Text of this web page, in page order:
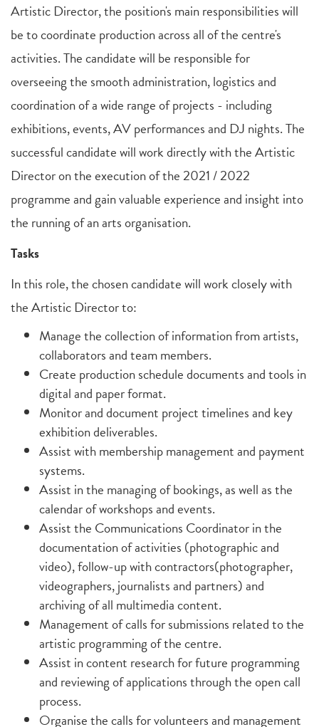
Artistic Director, the position's main responsibilities will
be to coordinate production across all of the centre's
activities. The candidate will be responsible for
overseeing the smooth administration, logistics and
coordination of a wide range of projects - including
exhibitions, events, AV performances and DJ nights. The
successful candidate will work directly with the Artistic
Director on the execution of the 2021 / 2022
programme and gain valuable experience and insight into
the running of an arts organisation.
Tasks
In this role, the chosen candidate will work closely with
the Artistic Director to:
Manage the collection of information from artists,
collaborators and team members.
Create production schedule documents and tools in
digital and paper format.
Monitor and document project timelines and key
exhibition deliverables.
Assist with membership management and payment
systems.
Assist in the managing of bookings, as well as the
calendar of workshops and events.
Assist the Communications Coordinator in the
documentation of activities (photographic and
video), follow-up with contractors(photographer,
videographers, journalists and partners) and
archiving of all multimedia content.
Management of calls for submissions related to the
artistic programming of the centre.
Assist in content research for future programming
and reviewing of applications through the open call
process.
Organise the calls for volunteers and management